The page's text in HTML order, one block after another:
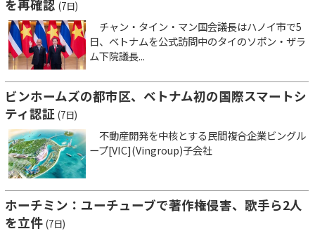
を再確認 (7日)
チャン・タイン・マン国会議長はハノイ市で5
日、ベトナムを公式訪問中のタイのソポン・ザラ
ム下院議長...
ビンホームズの都市区、ベトナム初の国際スマートシ
ティ認証 (7日)
不動産開発を中核とする民間複合企業ビングル
ープ[VIC](Vingroup)子会社
ホーチミン：ユーチューブで著作権侵害、歌手ら2人
を立件 (7日)